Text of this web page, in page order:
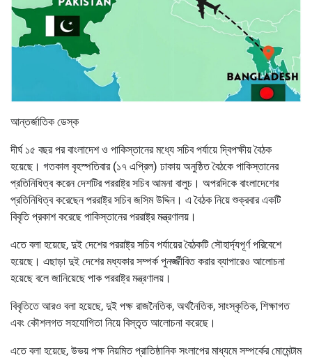
আন্তর্জাতিক ডেস্ক
দীর্ঘ ১৫ বছর পর বাংলাদেশ ও পাকিস্তানের মধ্যে সচিব পর্যায়ে দ্বিপক্ষীয় বৈঠক
হয়েছে। গতকাল বৃহস্পতিবার (১৭ এপ্রিল) ঢাকায় অনুষ্ঠিত বৈঠকে পাকিস্তানের
প্রতিনিধিত্ব করেন দেশটির পররাষ্ট্র সচিব আমনা বালুচ। অপরদিকে বাংলাদেশের
প্রতিনিধিত্ব করেছেন পররাষ্ট্র সচিব জসিম উদ্দিন। এ বৈঠক নিয়ে শুক্রবার একটি
বিবৃতি প্রকাশ করেছে পাকিস্তানের পররাষ্ট্র মন্ত্রণালয়।
এতে বলা হয়েছে, দুই দেশের পররাষ্ট্র সচিব পর্যায়ের বৈঠকটি সৌহার্দ্যপূর্ণ পরিবেশে
হয়েছে। এছাড়া দুই দেশের মধ্যকার সম্পর্ক পুনর্জ্জীবিত করার ব্যাপারেও আলোচনা
হয়েছে বলে জানিয়েছে পাক পররাষ্ট্র মন্ত্রণালয়।
বিবৃতিতে আরও বলা হয়েছে, দুই পক্ষ রাজনৈতিক, অর্থনৈতিক, সাংস্কৃতিক, শিক্ষাগত
এবং কৌশলগত সহযোগিতা নিয়ে বিস্তৃত আলোচনা করেছে।
এতে বলা হয়েছে, উভয় পক্ষ নিয়মিত প্রাতিষ্ঠানিক সংলাপের মাধ্যমে সম্পর্কের মোমেন্টাম